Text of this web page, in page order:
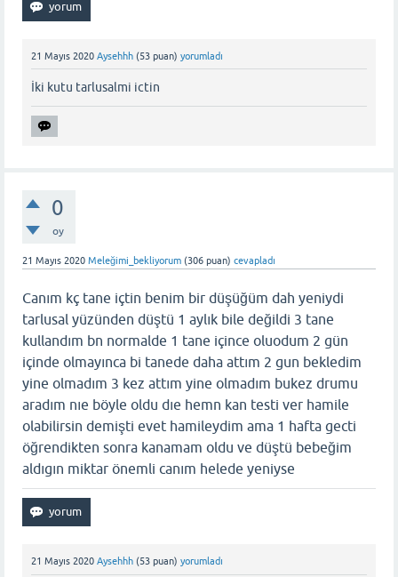
21 Mayıs 2020 Aysehhh (53 puan) yorumladı
İki kutu tarlusalmi ictin
0
oy
21 Mayıs 2020 Meleğimi_bekliyorum (306 puan) cevapladı
Canım kç tane içtin benim bir düşüğüm dah yeniydi
tarlusal yüzünden düştü 1 aylık bile değildi 3 tane
kullandım bn normalde 1 tane içince oluodum 2 gün
içinde olmayınca bi tanede daha attım 2 gun bekledim
yine olmadım 3 kez attım yine olmadım bukez drumu
aradım nıe böyle oldu dıe hemn kan testi ver hamile
olabilirsin demişti evet hamileydim ama 1 hafta gecti
öğrendikten sonra kanamam oldu ve düştü bebeğim
aldıgın miktar önemli canım helede yeniyse
21 Mayıs 2020 Aysehhh (53 puan) yorumladı